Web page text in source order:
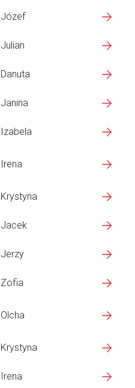
Józef
Julian
Danuta
Janina
Izabela
Irena
Krystyna
Jacek
Jerzy
Zofia
Olcha
Krystyna
Irena